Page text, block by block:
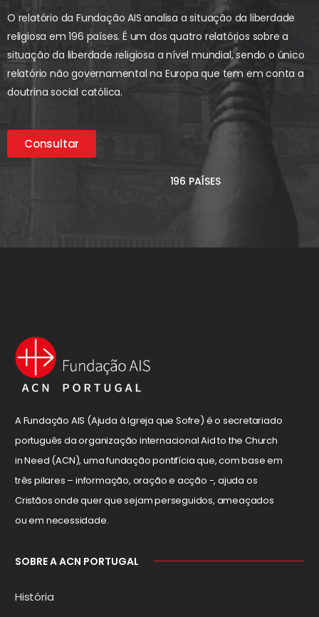
O relatório da Fundação AIS analisa a situação da liberdade
religiosa em 196 países. É um dos quatro relatórios sobre a
situação da liberdade religiosa a nível mundial, sendo o único
relatório não governamental na Europa que tem em conta a
doutrina social católica.
Consultar
196 PAÍSES
A Fundação AIS (Ajuda à Igreja que Sofre) é o secretariado
português da organização internacional Aid to the Church
in Need (ACN), uma fundação pontifícia que, com base em
três pilares – informação, oração e acção -, ajuda os
Cristãos onde quer que sejam perseguidos, ameaçados
ou em necessidade.
SOBRE A ACN PORTUGAL
História